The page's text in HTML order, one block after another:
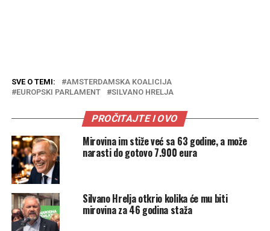
SVE O TEMI:
AMSTERDAMSKA KOALICIJA
EUROPSKI PARLAMENT
SILVANO HRELJA
PROČITAJTE I OVO
Mirovina im stiže već sa 63 godine, a može
narasti do gotovo 7.900 eura
Silvano Hrelja otkrio kolika će mu biti
mirovina za 46 godina staža